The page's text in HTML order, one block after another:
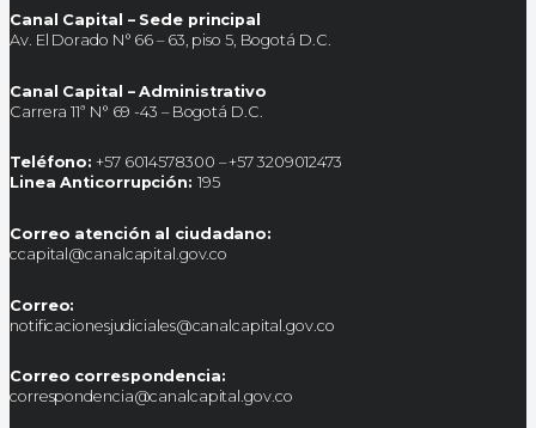
Canal Capital – Sede principal
Av. El Dorado N° 66 – 63, piso 5, Bogotá D.C.
Canal Capital – Administrativo
Carrera 11ª N° 69 -43 – Bogotá D.C.
Teléfono: +57 6014578300 – +57 3209012473
Linea Anticorrupción: 195
Correo atención al ciudadano:
ccapital@canalcapital.gov.co
Correo:
notificacionesjudiciales@canalcapital.gov.co
Correo correspondencia:
correspondencia@canalcapital.gov.co